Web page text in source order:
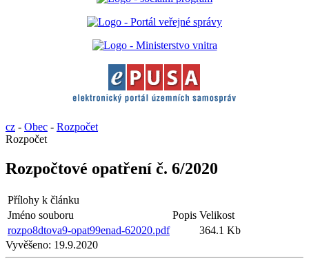
cz - Obec - Rozpočet
Rozpočet
Rozpočtové opatření č. 6/2020
Přílohy k článku
Jméno souboru
Popis Velikost
rozpo8dtova9-opat99enad-62020.pdf
364.1 Kb
Vyvěšeno: 19.9.2020